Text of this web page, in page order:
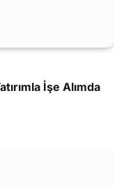
İşe Alımda